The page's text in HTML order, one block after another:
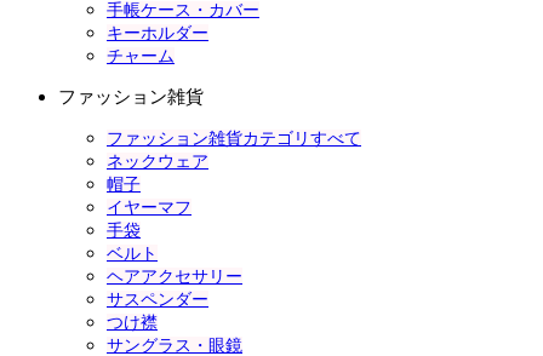
手帳ケース・カバー
キーホルダー
チャーム
ファッション雑貨
ファッション雑貨カテゴリすべて
ネックウェア
帽子
イヤーマフ
手袋
ベルト
ヘアアクセサリー
サスペンダー
つけ襟
サングラス・眼鏡